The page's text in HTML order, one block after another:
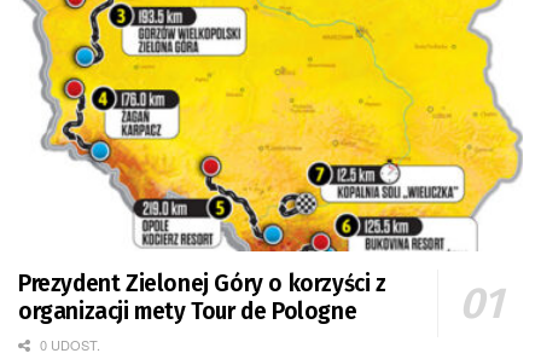
Prezydent Zielonej Góry o korzyści z
organizacji mety Tour de Pologne
0 UDOST.